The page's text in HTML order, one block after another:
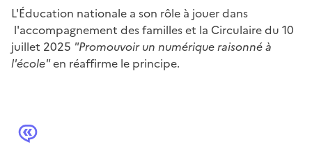
L'Éducation nationale a son rôle à jouer dans
l'accompagnement des familles et la Circulaire du 10
juillet 2025 "Promouvoir un numérique raisonné à
l'école"en réaffirme le principe.